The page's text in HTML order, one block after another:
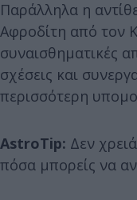
Παράλληλα η
Αφροδίτη από τον
συναισθηματικές
σχέσεις και
περισσότερη
AstroTip: Δεν
πόσα μπορείς να